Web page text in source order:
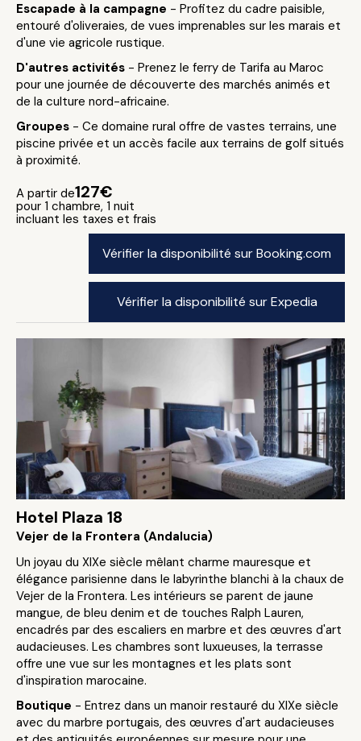
Escapade à la campagne - Profitez du cadre paisible,
entouré d'oliveraies, de vues imprenables sur les marais et
d'une vie agricole rustique.
D'autres activités - Prenez le ferry de Tarifa au Maroc
pour une journée de découverte des marchés animés et
de la culture nord-africaine.
Groupes - Ce domaine rural offre de vastes terrains, une
piscine privée et un accès facile aux terrains de golf situés
à proximité.
A partir de127€
pour 1 chambre, 1 nuit
incluant les taxes et frais
Vérifier la disponibilité sur Booking.com
Vérifier la disponibilité sur Expedia
Hotel Plaza 18
Vejer de la Frontera (Andalucia)
Un joyau du XIXe siècle mêlant charme mauresque et
élégance parisienne dans le labyrinthe blanchi à la chaux de
Vejer de la Frontera. Les intérieurs se parent de jaune
mangue, de bleu denim et de touches Ralph Lauren,
encadrés par des escaliers en marbre et des œuvres d'art
audacieuses. Les chambres sont luxueuses, la terrasse
offre une vue sur les montagnes et les plats sont
d'inspiration marocaine.
Boutique - Entrez dans un manoir restauré du XIXe siècle
avec du marbre portugais, des œuvres d'art audacieuses